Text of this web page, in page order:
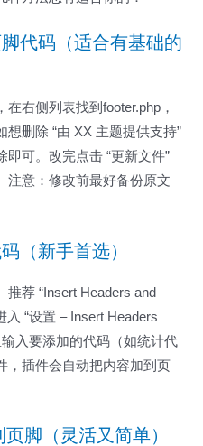
代码（适合有基础的
在右侧列表找到footer.php，
删除 “由 XX 主题提供支持”
可。改完点击 “更新文件”
注意：修改前最好备份原文
（新手首选）
荐 “Insert Headers and
入 “设置 – Insert Headers
输入要添加的代码（如统计代
，插件会自动把内容加到页
脚（灵活又简单）